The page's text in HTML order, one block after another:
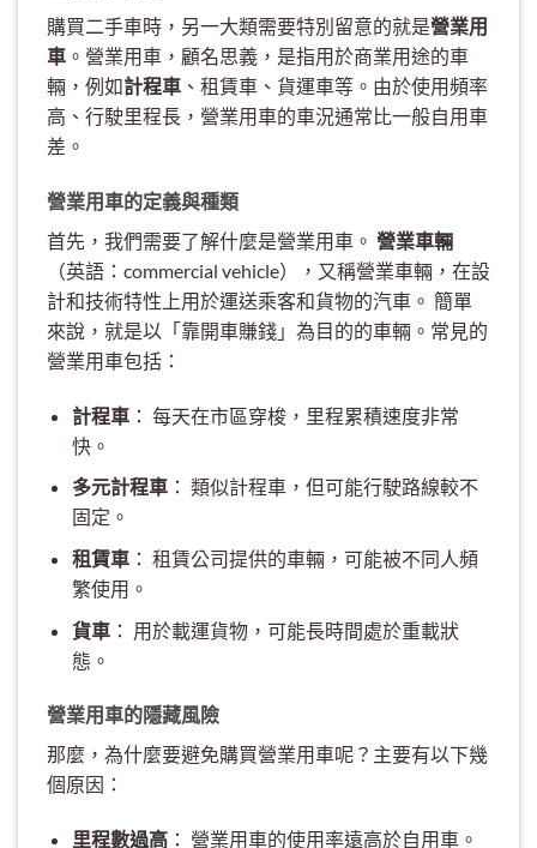
購買二手車時，另一大類需要特別留意的就是營業用
車 。營業用車，顧名思義，是指用於商業用途的車
輛，例如計程車 、租賃車、貨運車等。由於使用頻率
高、行駛里程長，營業用車的車況通常比一般自用車
差。
營業用車的定義與種類
首先，我們需要了解什麼是營業用車。 營業車輛
（英語：commercial vehicle），又稱營業車輛，在設
計和技術特性上用於運送乘客和貨物的汽車。 簡單
來說，就是以「靠開車賺錢」為目的的車輛。常見的
營業用車包括：
計程車： 每天在市區穿梭，里程累積速度非常
快。
多元計程車： 類似計程車，但可能行駛路線較不
固定。
租賃車： 租賃公司提供的車輛，可能被不同人頻
繁使用。
貨車： 用於載運貨物，可能長時間處於重載狀
態。
營業用車的隱藏風險
那麼，為什麼要避免購買營業用車呢？主要有以下幾
個原因：
里程數過高： 營業用車的使用率遠高於自用車。